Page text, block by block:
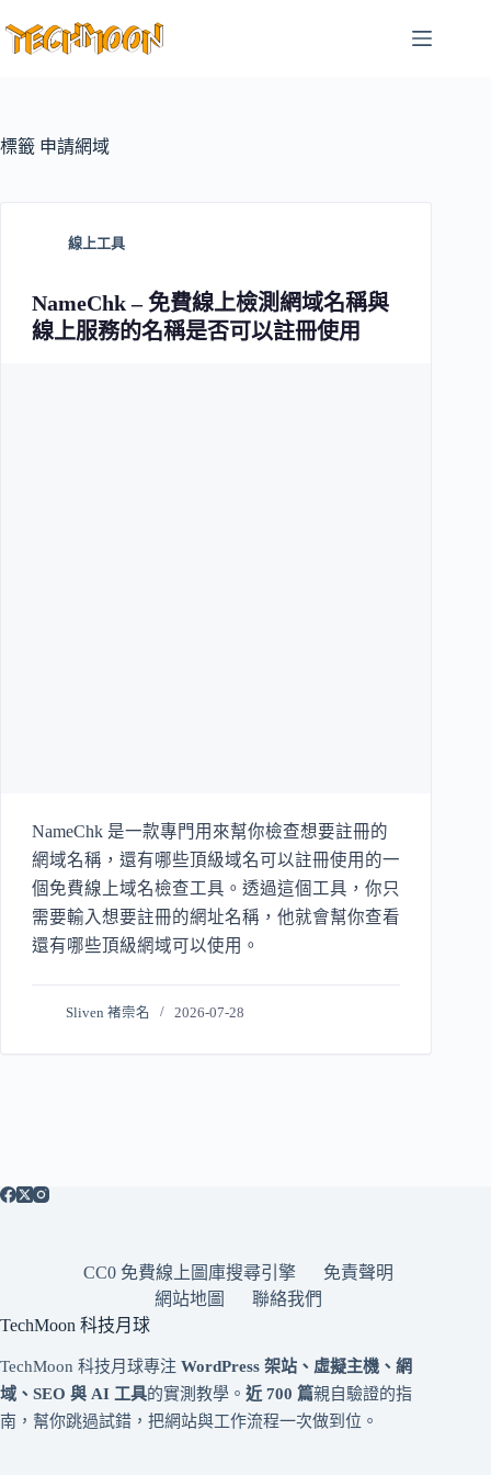
至
容
標籤 申請網域
線上工具
NameChk – 免費線上檢測網域名稱與
線上服務的名稱是否可以註冊使用
NameChk 是一款專門用來幫你檢查想要註冊的
網域名稱，還有哪些頂級域名可以註冊使用的一
個免費線上域名檢查工具。透過這個工具，你只
需要輸入想要註冊的網址名稱，他就會幫你查看
還有哪些頂級網域可以使用。
Sliven 褚崇名 2026-07-28
CC0 免費線上圖庫搜尋引擎
免責聲明
網站地圖
聯絡我們
TechMoon 科技月球
TechMoon 科技月球專注 WordPress 架站、虛擬主機、網
域、SEO 與 AI 工具的實測教學。 近 700 篇親自驗證的指
南，幫你跳過試錯，把網站與工作流程一次做到位。